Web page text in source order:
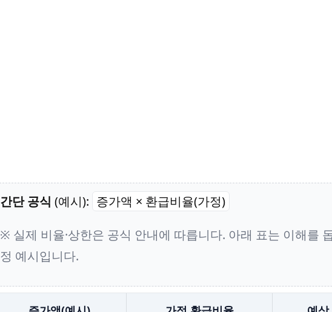
간단 공식 (예시): 증가액 × 환급비율(가정)
※ 실제 비율·상한은 공식 안내에 따릅니다. 아래 표는 이해를
정 예시입니다.